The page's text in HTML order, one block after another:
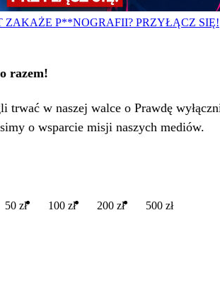
ZAKAŻE P**NOGRAFII? PRZYŁĄCZ SIĘ!
razem!
trwać w naszej walce o Prawdę
o wsparcie misji naszych mediów.
50 zł 100 zł 200 zł 500 zł